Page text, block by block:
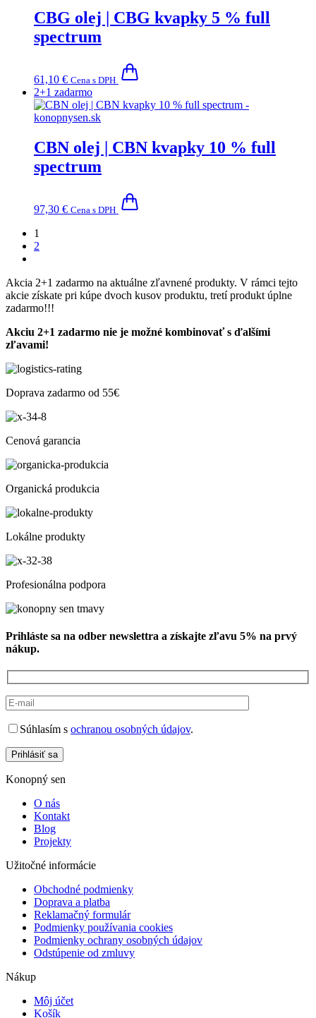
CBG olej | CBG kvapky 5 % full
spectrum
61,10 € Cena s DPH
2+1 zadarmo
CBN olej | CBN kvapky 10 % full
spectrum
97,30 € Cena s DPH
1
2
Akcia 2+1 zadarmo na aktuálne zľavnené produkty. V rámci tejto
akcie získate pri kúpe dvoch kusov produktu, tretí produkt úplne
zadarmo!!!
Akciu 2+1 zadarmo nie je možné kombinovať s ďalšími
zľavami!
Doprava zadarmo od 55€
Cenová garancia
Organická produkcia
Lokálne produkty
Profesionálna podpora
Prihláste sa na odber newslettra a získajte zľavu 5% na prvý
nákup.
Súhlasím s ochranou osobných údajov.
Prihlásiť sa
Konopný sen
O nás
Kontakt
Blog
Projekty
Užitočné informácie
Obchodné podmienky
Doprava a platba
Reklamačný formulár
Podmienky používania cookies
Podmienky ochrany osobných údajov
Odstúpenie od zmluvy
Nákup
Môj účet
Košík